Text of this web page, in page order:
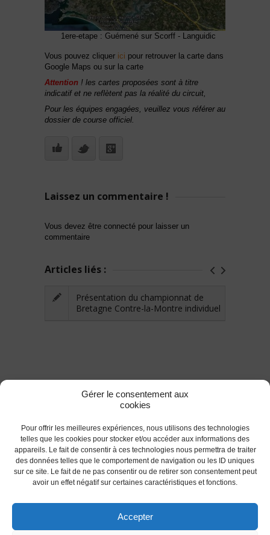
Gérer le consentement aux
cookies
Pour offrir les meilleures expériences, nous utilisons des technologies
telles que les cookies pour stocker et/ou accéder aux informations des
appareils. Le fait de consentir à ces technologies nous permettra de traiter
des données telles que le comportement de navigation ou les ID uniques
sur ce site. Le fait de ne pas consentir ou de retirer son consentement peut
avoir un effet négatif sur certaines caractéristiques et fonctions.
Accepter
1ere-etape : Guémené sur Scorff - Languidic
Vous pouvez cliquer ici pour retrouver la carte dans
Google Maps ou sur la carte
Attention ! les cartes proposées sont à titre
indicatif et ne reflètent pas la réalité du circuit,
Pour les équipes engagées, veuillez vous référer au
dossier de course officiel.
Laissez un commentaire !
Vous devez être connecté pour laisser un
commentaire
Articles liés :
Présentation du championnat de
Bretagne Contre-la-Montre individuel
RETOUR